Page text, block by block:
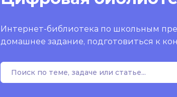
Интернет-библиотека по школьным
домашнее задание, подготовиться к